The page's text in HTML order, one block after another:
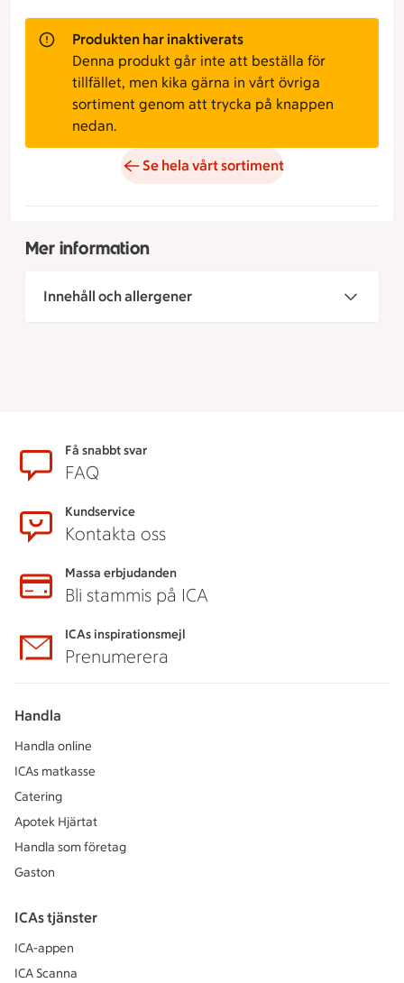
Produkten har inaktiverats
Denna produkt går inte att beställa för
tillfället, men kika gärna in vårt övriga
sortiment genom att trycka på knappen
nedan.
Se hela vårt sortiment
Mer information
Innehåll och allergener
SidfotFå snabbt svar
FAQ
Kundservice
Kontakta oss
Massa erbjudanden
Bli stammis på ICA
ICAs inspirationsmejl
Prenumerera
Handla
Handla online
ICAs matkasse
Catering
Apotek Hjärtat
Handla som företag
Gaston
ICAs tjänster
ICA-appen
ICA Scanna